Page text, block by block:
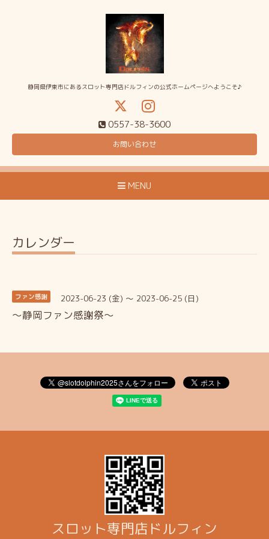
静岡県伊東市にあるスロット専門店ドルフィンの公式ホームページへようこそ♪
0557-38-3600
お問い合わせ
MENU
カレンダー
ファン感謝 2023-06-23 (金) ～ 2023-06-25 (日)
～静岡ファン感謝祭～
スロット専門店ドルフィン